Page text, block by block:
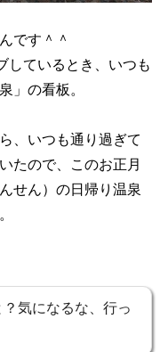
です＾＾
しているとき、いつも
」の看板。
、いつも通り過ぎて
たので、このお正月
せん）の日帰り温泉
気になるな、行っ